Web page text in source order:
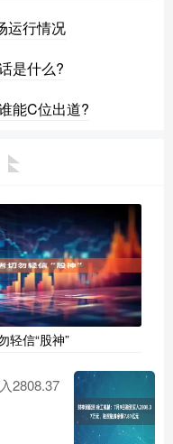
运行情况
是什么?
能C位出道?
轻信“股神”
2808.37